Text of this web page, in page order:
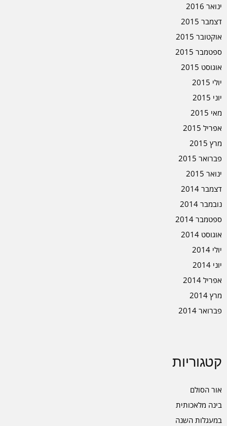
ינואר 2016
דצמבר 2015
אוקטובר 2015
ספטמבר 2015
אוגוסט 2015
יולי 2015
יוני 2015
מאי 2015
אפריל 2015
מרץ 2015
פברואר 2015
ינואר 2015
דצמבר 2014
נובמבר 2014
ספטמבר 2014
אוגוסט 2014
יולי 2014
יוני 2014
אפריל 2014
מרץ 2014
פברואר 2014
קטגוריות
אור הסולם
בינה מלאכותית
במעגלות השנה